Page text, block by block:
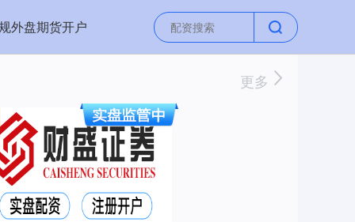
外盘期货开户
更多